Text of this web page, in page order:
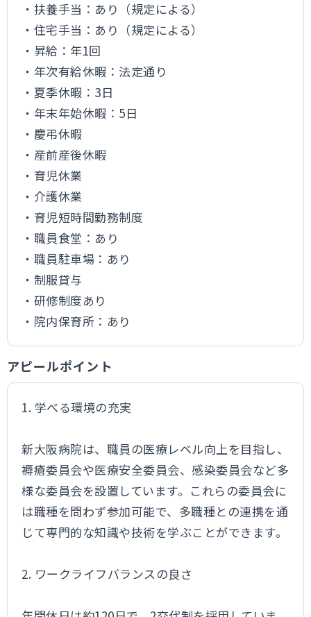
・扶養手当：あり（規定による）
・住宅手当：あり（規定による）
・昇給：年1回
・年次有給休暇：法定通り
・夏季休暇：3日
・年末年始休暇：5日
・慶弔休暇
・産前産後休暇
・育児休業
・介護休業
・育児短時間勤務制度
・職員食堂：あり
・職員駐車場：あり
・制服貸与
・研修制度あり
・院内保育所：あり
アピールポイント
1. 学べる環境の充実
新大阪病院は、職員の医療レベル向上を目指し、
褥瘡委員会や医療安全委員会、感染委員会など多
様な委員会を設置しています。これらの委員会に
は職種を問わず参加可能で、多職種との連携を通
じて専門的な知識や技術を学ぶことができます。
2. ワークライフバランスの良さ